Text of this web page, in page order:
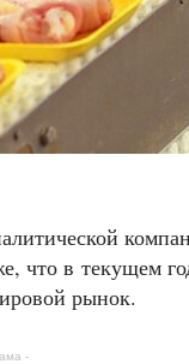
что в текущем
рынок.
-